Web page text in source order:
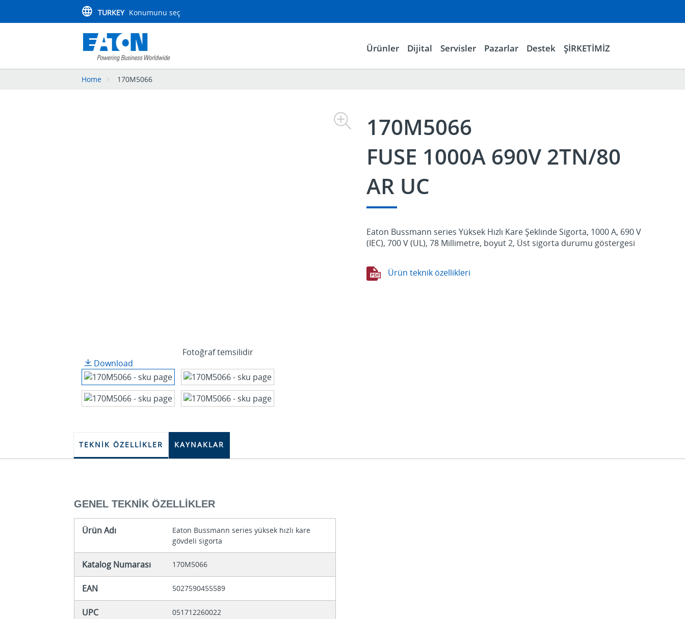
TURKEY Konumunu seç
Ürünler Dijital Servisler Pazarlar Destek ŞİRKETİMİZ
Home 170M5066
Fotoğraf temsilidir
Download
170M5066
FUSE 1000A 690V 2TN/80
AR UC
Eaton Bussmann series Yüksek Hızlı Kare Şeklinde Sigorta, 1000 A, 690 V
(IEC), 700 V (UL), 78 Millimetre, boyut 2, Üst sigorta durumu göstergesi
Ürün teknik özellikleri
TEKNIK ÖZELLIKLER KAYNAKLAR
GENEL TEKNIK ÖZELLIKLER
Ürün Adı
Eaton Bussmann series yüksek hızlı kare
gövdeli sigorta
Katalog Numarası 170M5066
EAN 5027590455589
UPC 051712260022